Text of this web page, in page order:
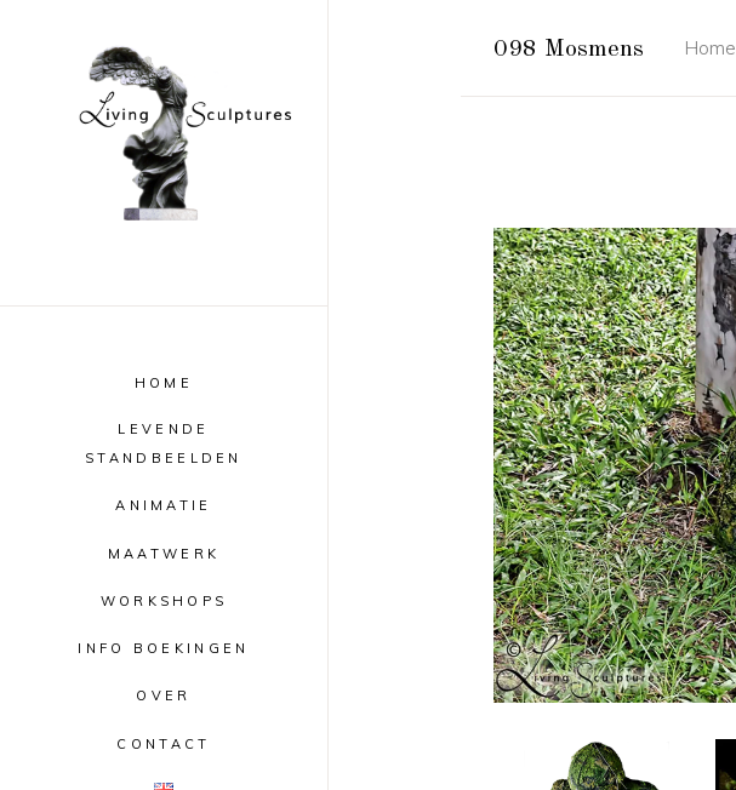
HOME
LEVENDE
STANDBEELDEN
ANIMATIE
MAATWERK
WORKSHOPS
INFO BOEKINGEN
OVER
CONTACT
098 Mosmens Home